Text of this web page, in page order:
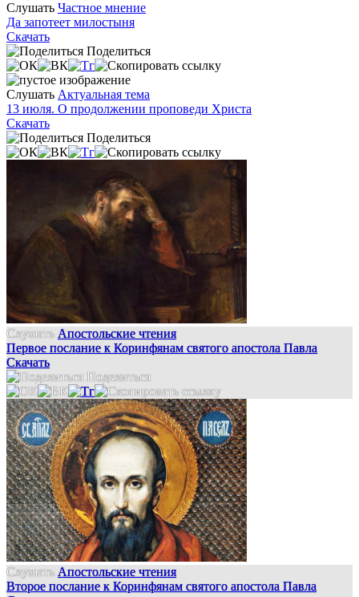
Слушать Частное мнение
Да запотеет милостыня
Скачать
Поделиться
Слушать Актуальная тема
13 июля. О продолжении проповеди Христа
Скачать
Поделиться
Слушать Апостольские чтения
Первое послание к Коринфянам святого апостола Павла
Скачать
Поделиться
Слушать Апостольские чтения
Второе послание к Коринфянам святого апостола Павла